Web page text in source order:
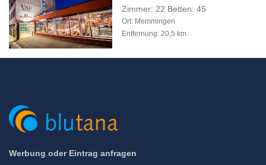
Zimmer: 22 Betten: 45
Ort: Memmingen
Entfernung: 20,5 km
Werbung oder Eintrag anfragen